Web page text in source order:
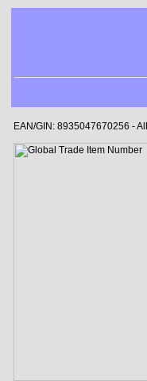
EAN/GIN: 8935047670256 -